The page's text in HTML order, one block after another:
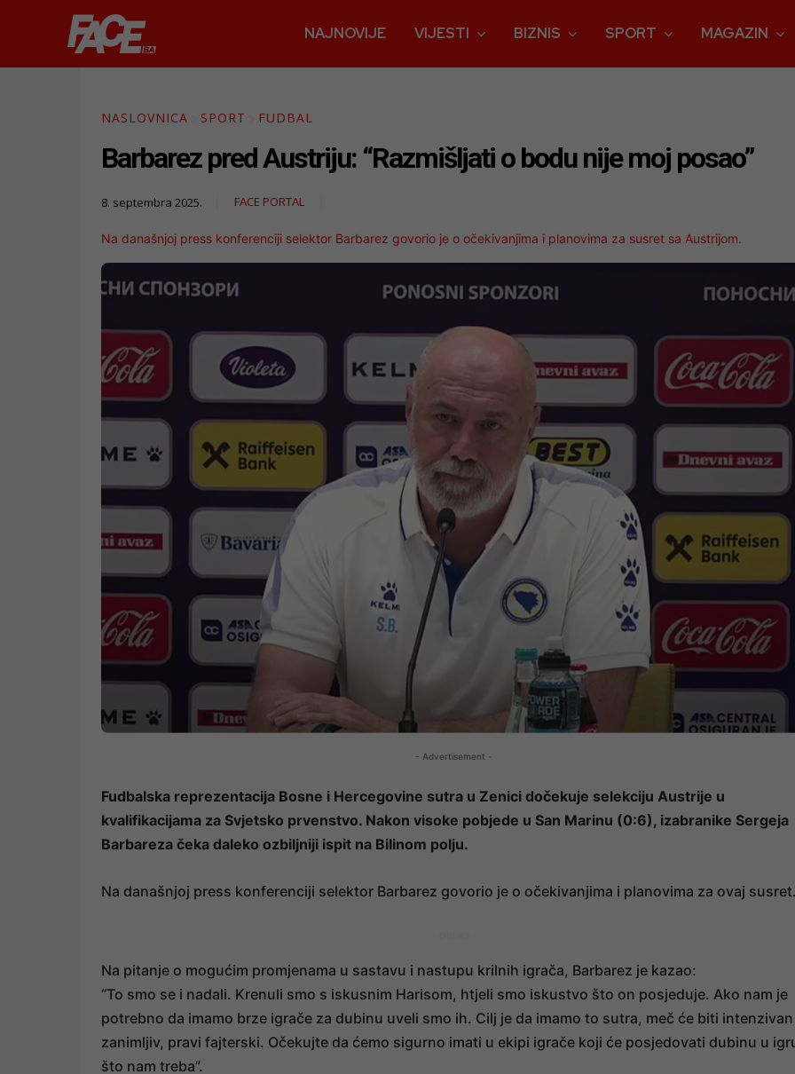
NAJNOVIJE VIJESTI BIZNIS SPORT MAGAZIN
NASLOVNICA SPORT FUDBAL
Barbarez pred Austriju: “Razmišljati o bodu nije moj posao”
8. septembra 2025. FACE PORTAL
Na današnjoj press konferenciji selektor Barbarez govorio je o očekivanjima i planovima za susret sa Austrijom.
- Advertisement -
Fudbalska reprezentacija Bosne i Hercegovine sutra u Zenici dočekuje selekciju Austrije u
kvalifikacijama za Svjetsko prvenstvo. Nakon visoke pobjede u San Marinu (0:6), izabranike Sergeja
Barbareza čeka daleko ozbiljniji ispit na Bilinom polju.
Na današnjoj press konferenciji selektor Barbarez govorio je o očekivanjima i planovima za ovaj
Na pitanje o mogućim promjenama u sastavu i nastupu krilnih igrača, Barbarez je kazao:
“To smo se i nadali. Krenuli smo s iskusnim Harisom, htjeli smo iskustvo što on posjeduje. Ako nam je
potrebno da imamo brze igrače za dubinu uveli smo ih. Cilj je da imamo to sutra, meč će biti
zanimljiv, pravi fajterski. Očekujte da ćemo sigurno imati u ekipi igrače koji će posjedovati dubinu u
što nam treba”.